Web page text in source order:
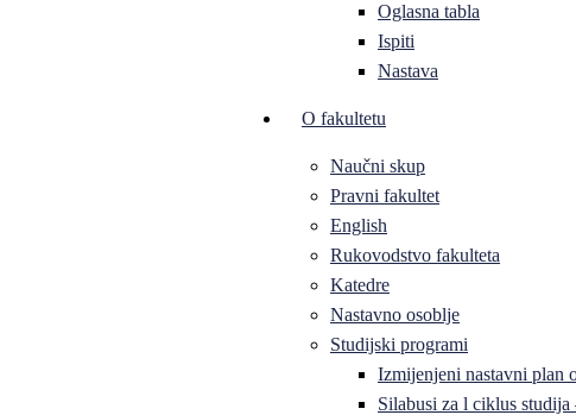
Oglasna tabla
Ispiti
Nastava
O fakultetu
Naučni skup
Pravni fakultet
English
Rukovodstvo fakulteta
Katedre
Nastavno osoblje
Studijski programi
Izmijenjeni nastavni plan
Silabusi za l ciklus